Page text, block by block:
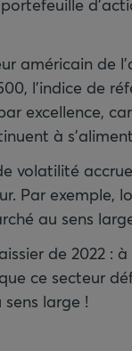
américain de
l’indice de
excellence,
à
volatilité
Par exemple,
au sens
de 2022 :
ce secteur
large !